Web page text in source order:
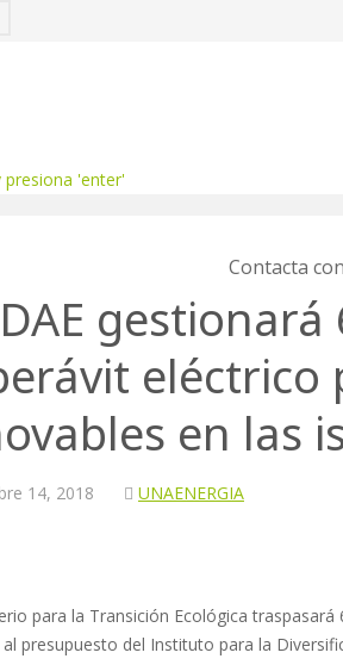
presiona 'enter'
Contacta
gestionará
eléctrico
en las
14, 2018 UNAENERGIA
para la Transición Ecológica
presupuesto del Instituto para la